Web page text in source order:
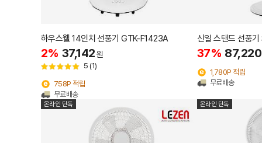
하우스웰 14인치 선풍기 GTK-F1423A
2% 37,142원
5 (1)
758P 적립
무료배송
신일 스탠드 선풍
37% 87,220
1,780P 적립
무료배송
온라인 단독 온라인 단독